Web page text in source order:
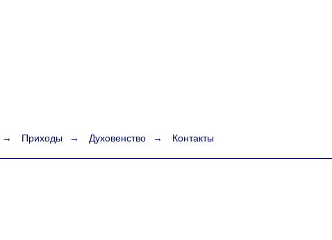
→ Приходы → Духовенство → Контакты